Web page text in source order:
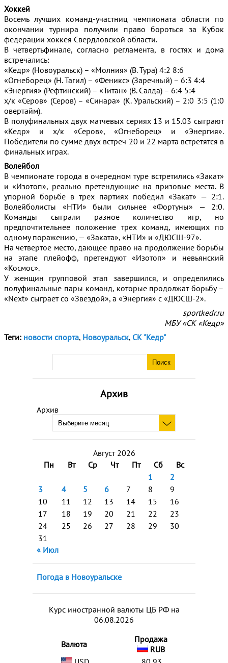
Архив
Архив
Август 2026
Пн
Вт Ср Чт Пт Сб
Вс
1
2
3
4 5 6 7 8
9
10
11 12 13 14 15
16
17
18 19 20 21 22
23
24
25 26 27 28 29
30
31
« Июл
Погода в Новоуральске
Курс иностранной валюты ЦБ РФ на
06.08.2026
Валюта
Продажа
RUB
Хоккей
Восемь лучших команд-участниц чемпионата области по
окончании турнира получили право бороться за Кубок
федерации хоккея Свердловской области.
В четвертьфинале, согласно регламента, в гостях и дома
встречались:
«Кедр» (Новоуральск) – «Молния» (В. Тура) 4:2 8:6
«Огнеборец» (Н. Тагил) – «Феникс» (Заречный) – 6:3 4:4
«Энергия» (Рефтинский) – «Титан» (В. Салда) – 6:4 5:4
х/к «Серов» (Серов) – «Синара» (К. Уральский) – 2:0 3:5 (1:0
овертайм).
В полуфинальных двух матчевых сериях 13 и 15.03 сыграют
«Кедр» и х/к «Серов», «Огнеборец» и «Энергия».
Победители по сумме двух встреч 20 и 22 марта встретятся в
финальных играх.
Волейбол
В чемпионате города в очередном туре встретились «Закат»
и «Изотоп», реально претендующие на призовые места. В
упорной борьбе в трех партиях победил «Закат» — 2:1.
Волейболисты «НТИ» были сильнее «Фортуны» — 2:0.
Команды сыграли разное количество игр, но
предпочтительнее положение трех команд, имеющих по
одному поражению, — «Заката», «НТИ» и «ДЮСШ-97».
На четвертое место, дающее право на продолжение борьбы
на этапе плейофф, претендуют «Изотоп» и невьянский
«Космос».
У женщин групповой этап завершился, и определились
полуфинальные пары команд, которые продолжат борьбу –
«Next» сыграет со «Звездой», а «Энергия» с «ДЮСШ-2».
sportkedr.ru
МБУ «СК «Кедр»
Теги: новости спорта, Новоуральск, СК "Кедр"